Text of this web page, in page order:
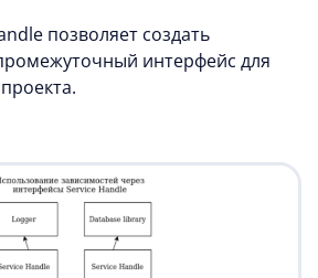
позволяет создать
интерфейс для